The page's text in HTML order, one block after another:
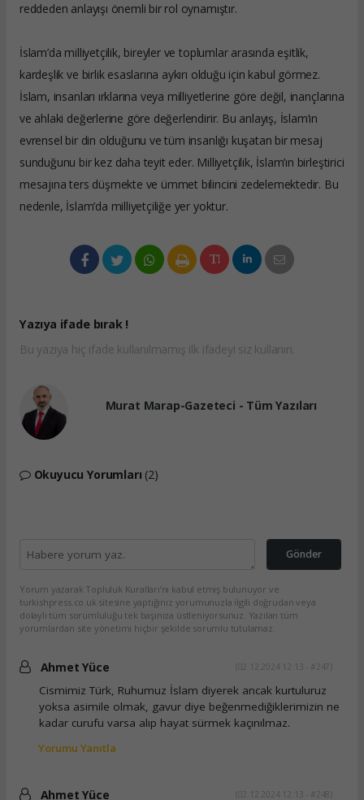
reddeden anlayışı önemli bir rol oynamıştır.
İslam’da milliyetçilik, bireyler ve toplumlar arasında eşitlik,
kardeşlik ve birlik esaslarına aykırı olduğu için kabul görmez.
İslam, insanları ırklarına veya milliyetlerine göre değil, inançlarına
ve ahlaki değerlerine göre değerlendirir. Bu anlayış, İslam’ın
evrensel bir din olduğunu ve tüm insanlığı kuşatan bir mesaj
sunduğunu bir kez daha teyit eder. Milliyetçilik, İslam’ın birleştirici
mesajına ters düşmekte ve ümmet bilincini zedelemektedir. Bu
nedenle, İslam’da milliyetçiliğe yer yoktur.
Yazıya ifade bırak !
Bu yazıya hiç ifade kullanılmamış ilk ifadeyi siz kullanın.
Murat Marap-Gazeteci - Tüm Yazıları
Okuyucu Yorumları (2)
Gönder
Yorum yazarak Topluluk Kuralları’nı kabul etmiş bulunuyor ve
turkishpress.co.uk sitesine yaptığınız yorumunuzla ilgili doğrudan veya
dolaylı tüm sorumluluğu tek başınıza üstleniyorsunuz. Yazılan tüm
yorumlardan site yönetimi hiçbir şekilde sorumlu tutulamaz.
Ahmet Yüce (02.12.2024 12:13 - #247)
Cismimiz Türk, Ruhumuz İslam diyerek ancak kurtuluruz
yoksa asimile olmak, gavur diye beğenmediğiklerimizin ne
kadar curufu varsa alıp hayat sürmek kaçınılmaz.
Yorumu Yanıtla
Ahmet Yüce (02.12.2024 12:13 - #248)